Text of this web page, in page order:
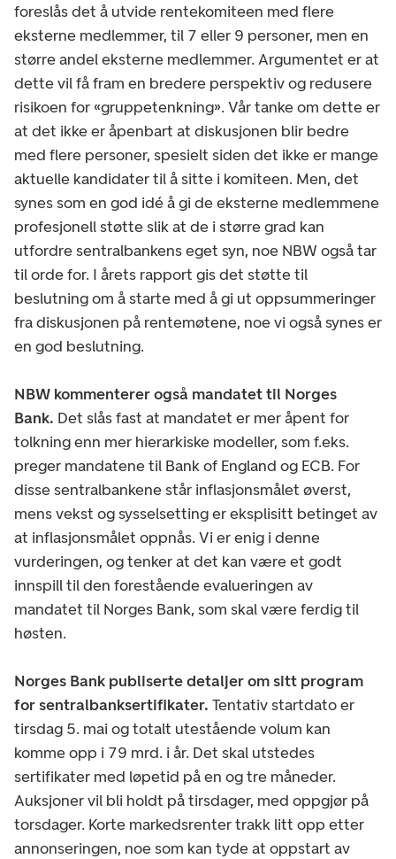
foreslås det å utvide rentekomiteen med flere
eksterne medlemmer, til 7 eller 9 personer, men en
større andel eksterne medlemmer. Argumentet er at
dette vil få fram en bredere perspektiv og redusere
risikoen for «gruppetenkning». Vår tanke om dette er
at det ikke er åpenbart at diskusjonen blir bedre
med flere personer, spesielt siden det ikke er mange
aktuelle kandidater til å sitte i komiteen. Men, det
synes som en god idé å gi de eksterne medlemmene
profesjonell støtte slik at de i større grad kan
utfordre sentralbankens eget syn, noe NBW også tar
til orde for. I årets rapport gis det støtte til
beslutning om å starte med å gi ut oppsummeringer
fra diskusjonen på rentemøtene, noe vi også synes er
en god beslutning.
NBW kommenterer også mandatet til Norges
Bank. Det slås fast at mandatet er mer åpent for
tolkning enn mer hierarkiske modeller, som f.eks.
preger mandatene til Bank of England og ECB. For
disse sentralbankene står inflasjonsmålet øverst,
mens vekst og sysselsetting er eksplisitt betinget av
at inflasjonsmålet oppnås. Vi er enig i denne
vurderingen, og tenker at det kan være et godt
innspill til den forestående evalueringen av
mandatet til Norges Bank, som skal være ferdig til
høsten.
Norges Bank publiserte detaljer om sitt program
for sentralbanksertifikater. Tentativ startdato er
tirsdag 5. mai og totalt utestående volum kan
komme opp i 79 mrd. i år. Det skal utstedes
sertifikater med løpetid på en og tre måneder.
Auksjoner vil bli holdt på tirsdager, med oppgjør på
torsdager. Korte markedsrenter trakk litt opp etter
annonseringen, noe som kan tyde at oppstart av